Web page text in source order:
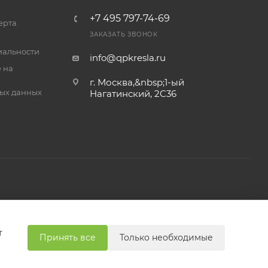
на
данных
+7 495 797-74-69
ЗАКАЗАТЬ ЗВОНОК
info@qpkresla.ru
г. Москва,&nbsp;1-ый
Нагатинский, 2C36
Принять все Только необходимые